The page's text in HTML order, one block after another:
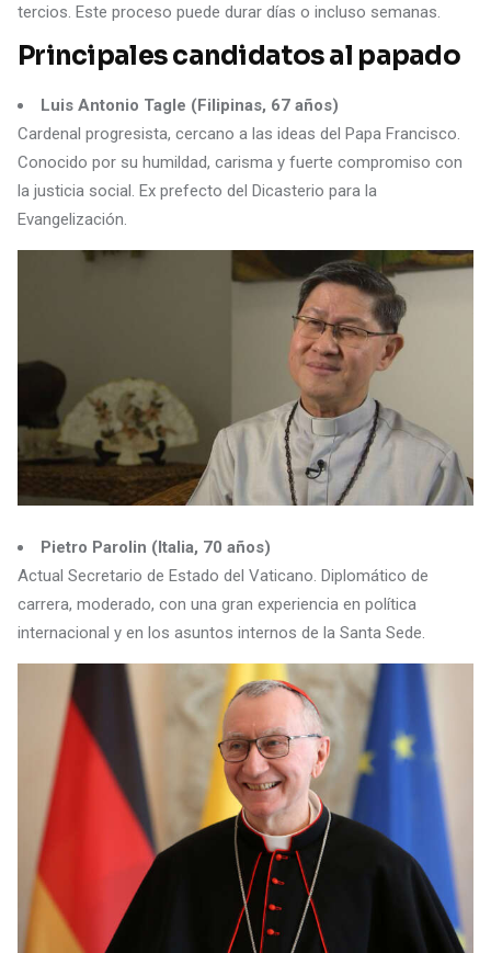
tercios. Este proceso puede durar días o incluso semanas.
Principales candidatos al papado
Luis Antonio Tagle (Filipinas, 67 años)
Cardenal progresista, cercano a las ideas del Papa Francisco.
Conocido por su humildad, carisma y fuerte compromiso con
la justicia social. Ex prefecto del Dicasterio para la
Evangelización.
Pietro Parolin (Italia, 70 años)
Actual Secretario de Estado del Vaticano. Diplomático de
carrera, moderado, con una gran experiencia en política
internacional y en los asuntos internos de la Santa Sede.